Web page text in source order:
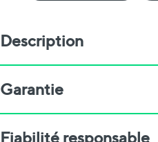
Description
Garantie
Fiabilité responsable